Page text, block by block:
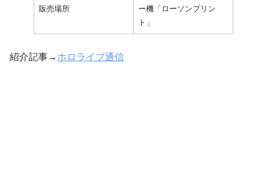
販売場所
ー機「ローソンプリン
ト」
紹介記事→ ホロライブ通信